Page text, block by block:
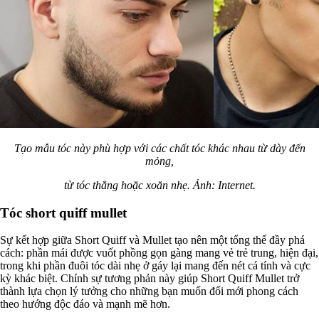
Tạo mẫu tóc này phù hợp với các chất tóc khác nhau từ dày đến
mỏng,
từ tóc thẳng hoặc xoăn nhẹ. Ảnh: Internet.
Tóc short quiff mullet
Sự kết hợp giữa Short Quiff và Mullet tạo nên một tổng thể đầy phá
cách: phần mái được vuốt phồng gọn gàng mang vẻ trẻ trung, hiện đại,
trong khi phần đuôi tóc dài nhẹ ở gáy lại mang đến nét cá tính và cực
kỳ khác biệt. Chính sự tương phản này giúp Short Quiff Mullet trở
thành lựa chọn lý tưởng cho những bạn muốn đổi mới phong cách
theo hướng độc đáo và mạnh mẽ hơn.